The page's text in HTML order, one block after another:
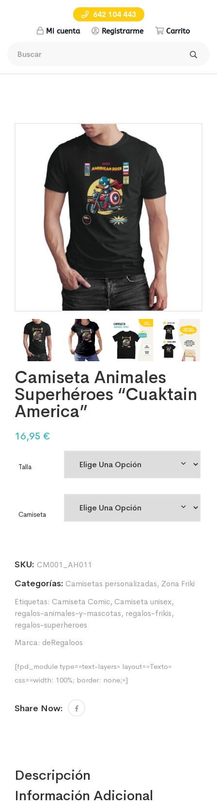
642 104 443
Mi cuenta Registrarme Carrito
Camiseta Animales
Superhéroes “Cuaktain
America”
16,95 €
Talla
Camiseta
SKU: CM001_AH011
Categorías: Camisetas personalizadas, Zona Friki
Etiquetas: Camiseta Comic, Camiseta unisex,
regalos-animales-y-mascotas, regalos-frikis,
regalos-superheroes
Marca: deRegaloos
[fpd_module type=»text-layers» layout=»Texto»
css=»width: 100%; border: none;»]
Share Now:
Descripción
Información Adicional